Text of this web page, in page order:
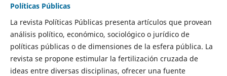
Políticas Públicas
La revista Políticas Públicas presenta artículos que provean
análisis político, económico, sociológico o jurídico de
políticas públicas o de dimensiones de la esfera pública. La
revista se propone estimular la fertilización cruzada de
ideas entre diversas disciplinas, ofrecer una fuente